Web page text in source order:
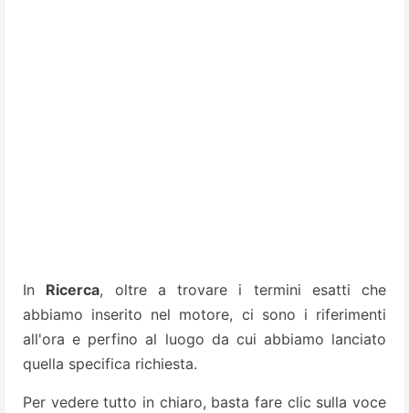
In Ricerca, oltre a trovare i termini esatti che
abbiamo inserito nel motore, ci sono i riferimenti
all'ora e perfino al luogo da cui abbiamo lanciato
quella specifica richiesta.
Per vedere tutto in chiaro, basta fare clic sulla voce